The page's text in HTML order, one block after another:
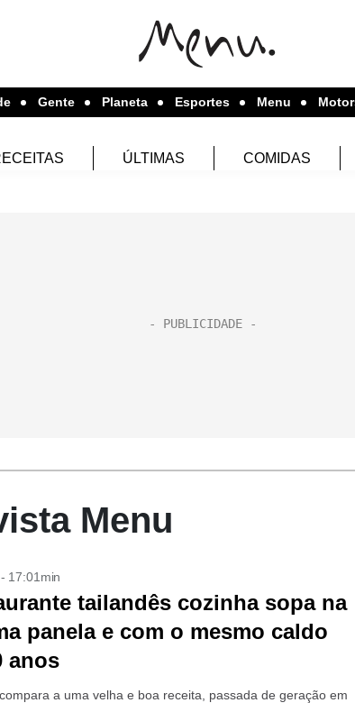
Gente Planeta Esportes Menu
ÚLTIMAS COMIDAS
Menu
17:01min
tailandês cozinha sopa na
panela e com o mesmo caldo
anos
a uma velha e boa receita, passada de geração em